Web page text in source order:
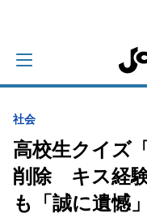
社会
高校生クイズ
削除 キス経
も「誠に遺憾」